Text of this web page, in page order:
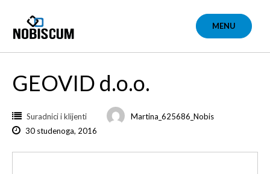
content
MENU
GEOVID d.o.o.
Suradnici i klijenti
Martina_625686_Nobis
30 studenoga, 2016